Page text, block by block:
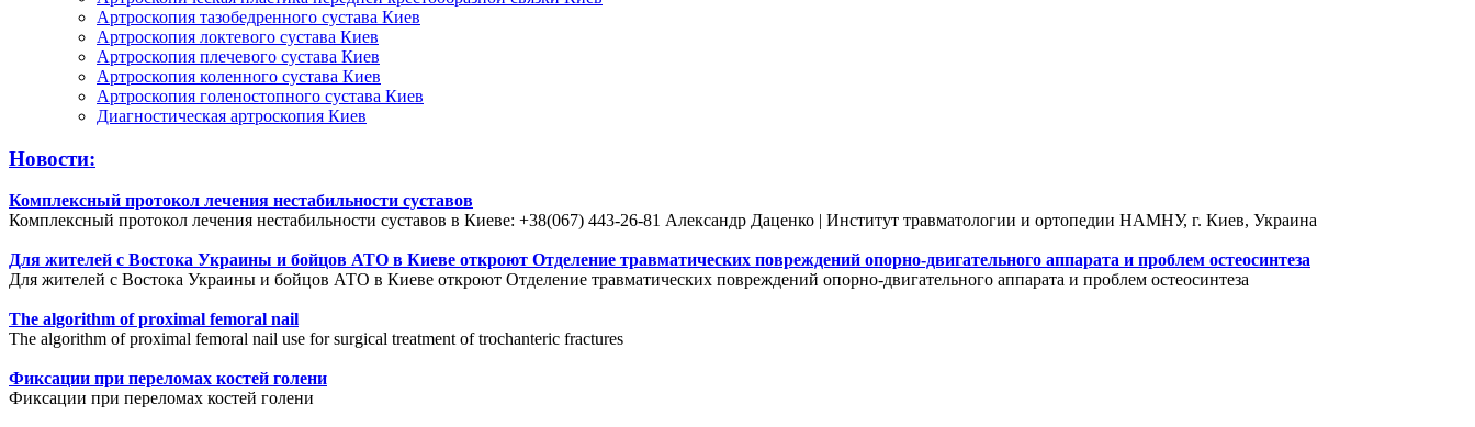
Артроскопия тазобедренного сустава Киев
Артроскопия локтевого сустава Киев
Артроскопия плечевого сустава Киев
Артроскопия коленного сустава Киев
Артроскопия голеностопного сустава Киев
Диагностическая артроскопия Киев
Новости:
Комплексный протокол лечения нестабильности суставов
Комплексный протокол лечения нестабильности суставов в Киеве: +38(067) 443-26-81 Александр Даценко | Институт травматологии и ортопедии НАМНУ, г. Киев, Украина
Для жителей с Востока Украины и бойцов АТО в Киеве откроют Отделение травматических повреждений опорно-двигательного аппарата и проблем остеосинтеза
Для жителей с Востока Украины и бойцов АТО в Киеве откроют Отделение травматических повреждений опорно-двигательного аппарата и проблем остеосинтеза
The algorithm of proximal femoral nail
The algorithm of proximal femoral nail use for surgical treatment of trochanteric fractures
Фиксации при переломах костей голени
Фиксации при переломах костей голени